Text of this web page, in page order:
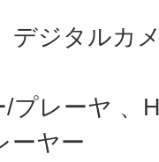
デジタルカ
プレーヤ 、
ーヤー